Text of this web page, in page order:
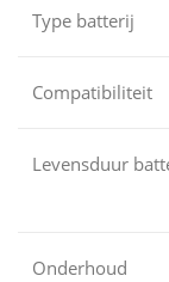
Type batterij
Compatibiliteit
Levensduur
Onderhoud